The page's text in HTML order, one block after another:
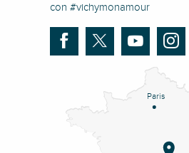
con #vichymonamour
Paris